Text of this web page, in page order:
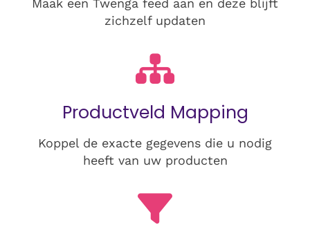
Maak een Twenga feed aan en deze blijft
zichzelf updaten
Productveld Mapping
Koppel de exacte gegevens die u nodig
heeft van uw producten